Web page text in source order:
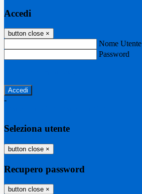
Accedi
button close ×
Nome Utente
Password
-
Seleziona utente
button close ×
Recupero password
button close ×